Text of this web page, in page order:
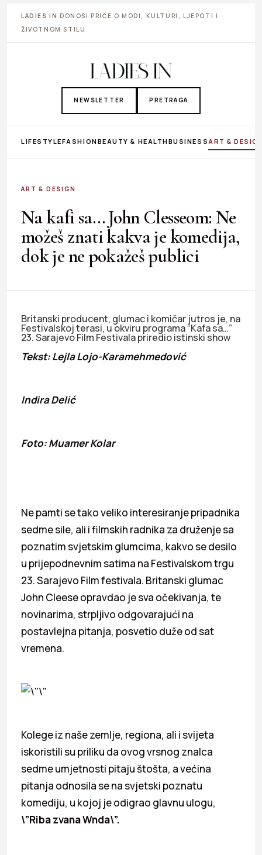
LADIES IN DONOSI PRIČE O MODI, KULTURI, LJEPOTI I
ŽIVOTNOM STILU
NEWSLETTER PRETRAGA
LIFESTYLEFASHIONBEAUTY & HEALTHBUSINESS ART &
ART & DESIGN
Na kafi sa… John Clesseom: Ne
možeš znati kakva je komedija,
dok je ne pokažeš publici
Britanski producent, glumac i komičar jutros je, na
Festivalskoj terasi, u okviru programa “Kafa sa…”
23. Sarajevo Film Festivala priredio istinski show
Tekst: Lejla Lojo-Karamehmedović
Indira Delić
Foto: Muamer Kolar
Ne pamti se tako veliko interesiranje pripadnika
sedme sile, ali i filmskih radnika za druženje sa
poznatim svjetskim glumcima, kakvo se desilo
u prijepodnevnim satima na Festivalskom trgu
23. Sarajevo Film festivala. Britanski glumac
John Cleese opravdao je sva očekivanja, te
novinarima, strpljivo odgovarajući na
postavlejna pitanja, posvetio duže od sat
vremena.
Kolege iz naše zemlje, regiona, ali i svijeta
iskoristili su priliku da ovog vrsnog znalca
sedme umjetnosti pitaju štošta, a većina
pitanja odnosila se na svjetski poznatu
komediju, u kojoj je odigrao glavnu ulogu,
\”Riba zvana Wnda\”.